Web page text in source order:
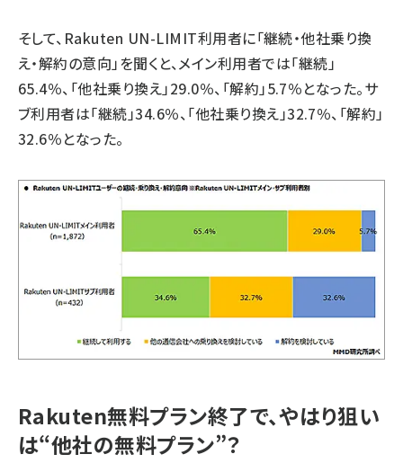
そして、Rakuten UN-LIMIT利用者に「継続・他社乗り換
え・解約の意向」を聞くと、メイン利用者では「継続」
65.4％、「他社乗り換え」29.0％、「解約」5.7％となった。サ
ブ利用者は「継続」34.6％、「他社乗り換え」32.7％、「解約」
32.6％となった。
Rakuten無料プラン終了で、やはり狙い
は“他社の無料プラン”？